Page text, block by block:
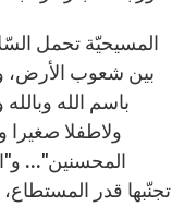
المسيحيّة تحمل
بين شعوب الأرض،
باسم الله
ولاطفلا صغيرا
المحسنين"...
تجنّبها قدر